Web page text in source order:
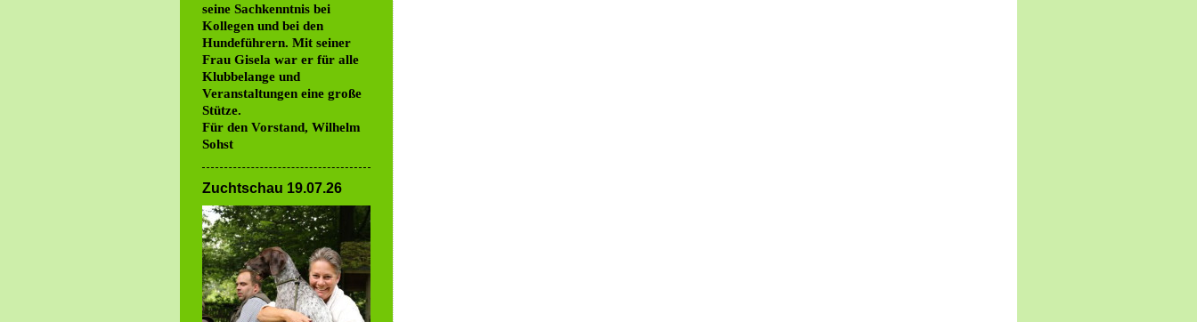
seine Sachkenntnis bei
Kollegen und bei den
Hundeführern. Mit seiner
Frau Gisela war er für alle
Klubbelange und
Veranstaltungen eine große
Stütze.
Für den Vorstand, Wilhelm
Sohst
Zuchtschau 19.07.26